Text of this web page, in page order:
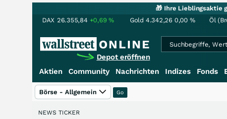
🎁 Ihre Lieblingsaktie
DAX 26.355,84 +0,69% Gold 4.342,26 0,00 % Öl
Depot eröffnen
Aktien Community Nachrichten Indizes Fonds
Börse - Allgemein
NEWS TICKER